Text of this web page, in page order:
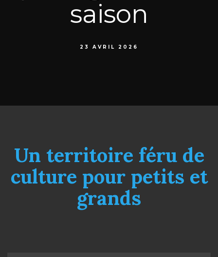
saison
23 AVRIL 2026
Un territoire féru de
culture pour petits et
grands